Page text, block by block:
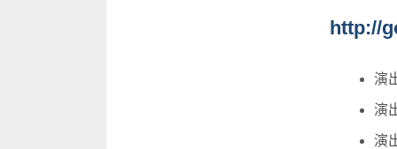
http://
演
演
演